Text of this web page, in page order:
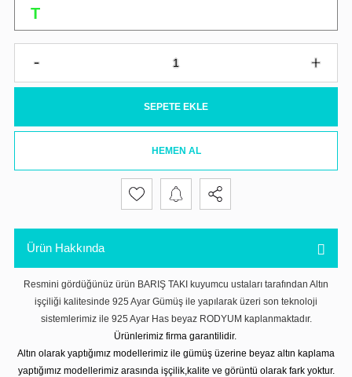
SEPETE EKLE
HEMEN AL
Ürün Hakkında
Resmini gördüğünüz ürün BARIŞ TAKI kuyumcu ustaları tarafından Altın
işçiliği kalitesinde 925 Ayar Gümüş ile yapılarak üzeri son teknoloji
sistemlerimiz ile 925 Ayar Has beyaz RODYUM kaplanmaktadır.
Ürünlerimiz firma garantilidir.
Altın olarak yaptığımız modellerimiz ile gümüş üzerine beyaz altın kaplama
yaptığımız modellerimiz arasında işçilik,kalite ve görüntü olarak fark yoktur.